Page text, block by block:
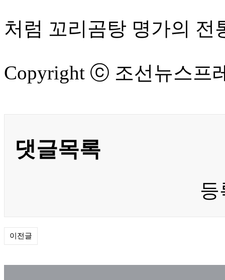
처럼 꼬리곰탕 명가의 전
Copyright ⓒ 조선뉴스프
댓글목록
등
이전글